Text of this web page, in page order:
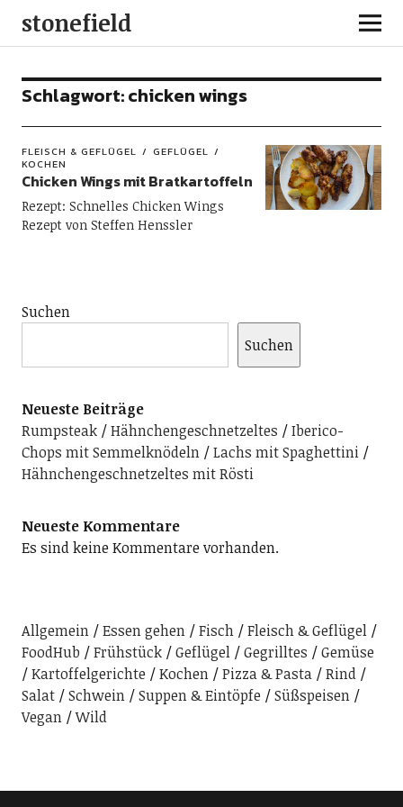
stonefield
Schlagwort:chicken wings
FLEISCH & GEFLÜGEL
GEFLÜGEL
KOCHEN
Chicken Wings mit Bratkartoffeln
Rezept: Schnelles Chicken Wings
Rezept von Steffen Henssler
Suchen
Suchen
Neueste Beiträge
Rumpsteak
Hähnchengeschnetzeltes
Iberico-
Chops mit Semmelknödeln
Lachs mit Spaghettini
Hähnchengeschnetzeltes mit Rösti
Neueste Kommentare
Es sind keine Kommentare vorhanden.
Allgemein Essen gehen Fisch
Fleisch & Geflügel
FoodHub
Frühstück Geflügel Gegrilltes
Gemüse
Kartoffelgerichte
Kochen Pizza & Pasta
Rind
Salat
Schwein Suppen & Eintöpfe
Süßspeisen
Vegan
Wild